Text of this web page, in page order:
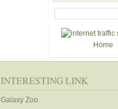
Home
INTERESTING LINK
Galaxy Zoo